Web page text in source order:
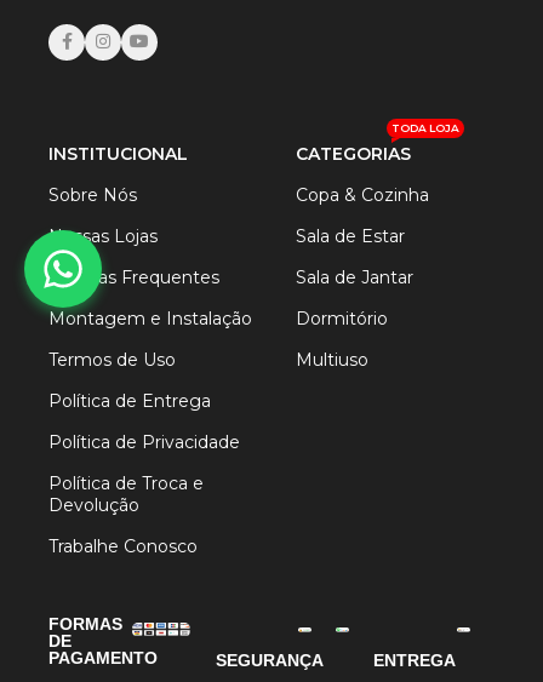
INSTITUCIONAL
Sobre Nós
Nossas Lojas
Dúvidas Frequentes
Montagem e Instalação
Termos de Uso
Política de Entrega
Política de Privacidade
Política de Troca e
Devolução
Trabalhe Conosco
CATEGORIAS
TODA LOJA
Copa & Cozinha
Sala de Estar
Sala de Jantar
Dormitório
Multiuso
FORMAS
DE
PAGAMENTO
SEGURANÇA ENTREGA